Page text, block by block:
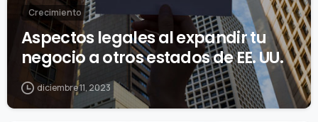
Crecimiento
Aspectos legales al expandir tu
negocio a otros estados de EE. UU.
diciembre 11, 2023